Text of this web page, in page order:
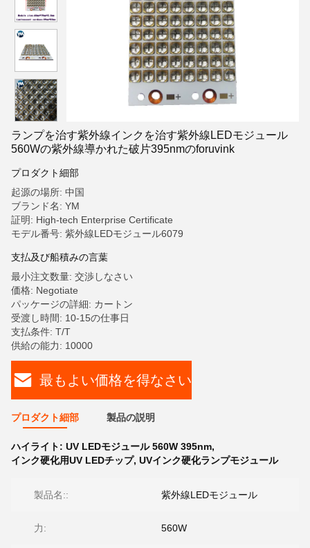
ランプを治す紫外線インクを治す紫外線LEDモジュール
560Wの紫外線導かれた破片395nmのforuvink
プロダクト細部
起源の場所: 中国
ブランド名: YM
証明: High-tech Enterprise Certificate
モデル番号: 紫外線LEDモジュール6079
支払及び船積みの言葉
最小注文数量: 交渉しなさい
価格: Negotiate
パッケージの詳細: カートン
受渡し時間: 10-15の仕事日
支払条件: T/T
供給の能力: 10000
最もよい価格を得なさい
プロダクト細部 製品の説明
ハイライト: UV LEDモジュール 560W 395nm,
インク硬化用UV LEDチップ, UVインク硬化ランプモジュール
製品名:: 紫外線LEDモジュール
力: 560W